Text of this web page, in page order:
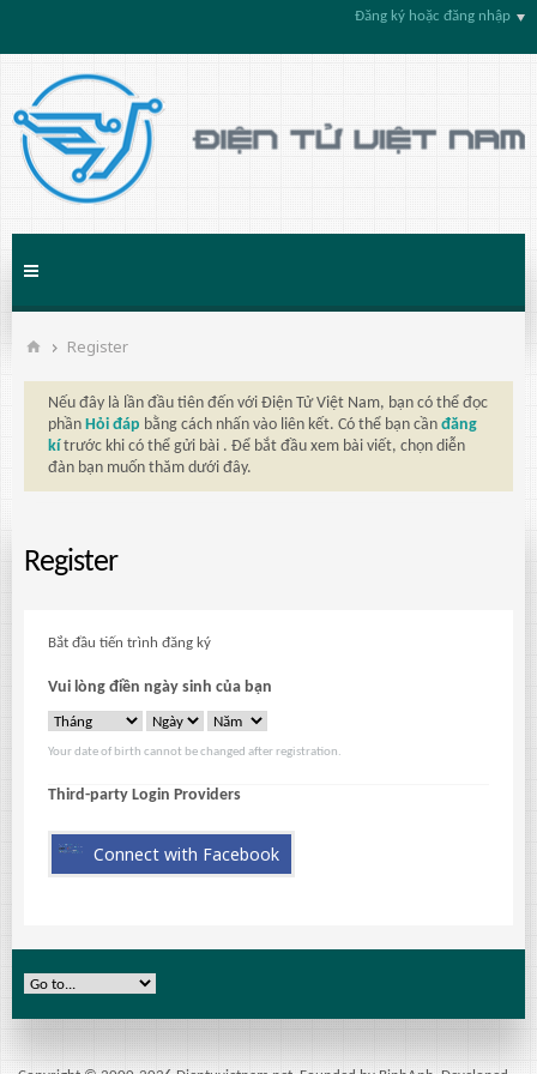
Đăng ký hoặc đăng nhập
Register
Nếu đây là lần đầu tiên đến với Điện Tử Việt Nam, bạn có thể đọc
phần Hỏi đáp bằng cách nhấn vào liên kết. Có thể bạn cần đăng
kí trước khi có thể gửi bài . Để bắt đầu xem bài viết, chọn diễn
đàn bạn muốn thăm dưới đây.
Register
Bắt đầu tiến trình đăng ký
Vui lòng điền ngày sinh của bạn
Your date of birth cannot be changed after registration.
Third-party Login Providers
Connect with Facebook